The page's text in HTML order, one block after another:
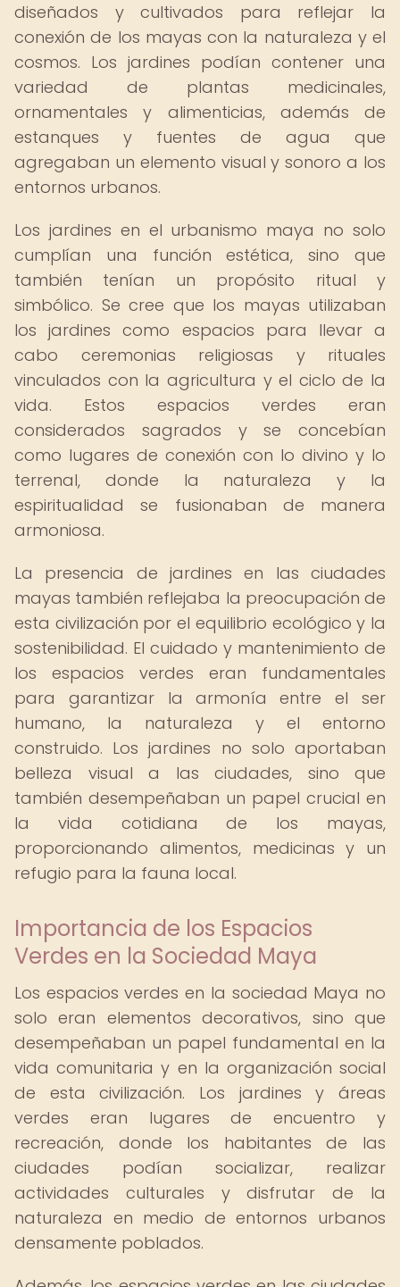
diseñados y cultivados para reflejar la
conexión de los mayas con la naturaleza y el
cosmos. Los jardines podían contener una
variedad de plantas medicinales,
ornamentales y alimenticias, además de
estanques y fuentes de agua que
agregaban un elemento visual y sonoro a los
entornos urbanos.
Los jardines en el urbanismo maya no solo
cumplían una función estética, sino que
también tenían un propósito ritual y
simbólico. Se cree que los mayas utilizaban
los jardines como espacios para llevar a
cabo ceremonias religiosas y rituales
vinculados con la agricultura y el ciclo de la
vida. Estos espacios verdes eran
considerados sagrados y se concebían
como lugares de conexión con lo divino y lo
terrenal, donde la naturaleza y la
espiritualidad se fusionaban de manera
armoniosa.
La presencia de jardines en las ciudades
mayas también reflejaba la preocupación de
esta civilización por el equilibrio ecológico y la
sostenibilidad. El cuidado y mantenimiento de
los espacios verdes eran fundamentales
para garantizar la armonía entre el ser
humano, la naturaleza y el entorno
construido. Los jardines no solo aportaban
belleza visual a las ciudades, sino que
también desempeñaban un papel crucial en
la vida cotidiana de los mayas,
proporcionando alimentos, medicinas y un
refugio para la fauna local.
Importancia de los Espacios
Verdes en la Sociedad Maya
Los espacios verdes en la sociedad Maya no
solo eran elementos decorativos, sino que
desempeñaban un papel fundamental en la
vida comunitaria y en la organización social
de esta civilización. Los jardines y áreas
verdes eran lugares de encuentro y
recreación, donde los habitantes de las
ciudades podían socializar, realizar
actividades culturales y disfrutar de la
naturaleza en medio de entornos urbanos
densamente poblados.